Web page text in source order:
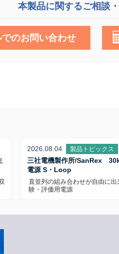
本製品に関するご相談
でのお問い合わせ
2026.08.04 製品トピックス
三社電機製作所/SanRex
電源 S・Loop
直並列の組み合わせが自由に
験・評価用電源